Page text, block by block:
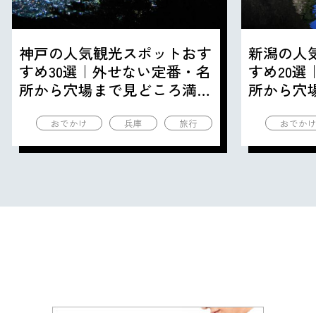
神戸の人気観光スポットおす
すめ30選｜外せない定番・名
所から穴場まで見どころ満載
おでかけ 兵庫 旅行
新潟の人
すめ20選
所から穴
おでか